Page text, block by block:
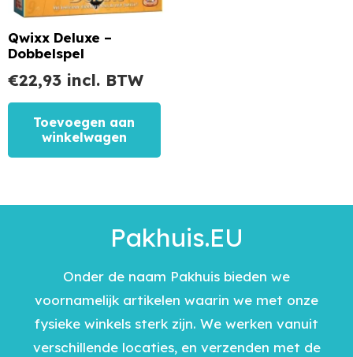
Qwixx Deluxe –
Dobbelspel
€22,93 incl. BTW
Toevoegen aan
winkelwagen
Pakhuis.EU
Onder de naam Pakhuis bieden we
voornamelijk artikelen waarin we met onze
fysieke winkels sterk zijn. We werken vanuit
verschillende locaties, en verzenden met de